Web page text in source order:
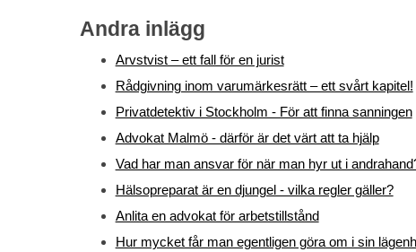
Andra inlägg
Arvstvist – ett fall för en jurist
Rådgivning inom varumärkesrätt – ett svårt kapitel!
Privatdetektiv i Stockholm - För att finna sanningen
Advokat Malmö - därför är det värt att ta hjälp
Vad har man ansvar för när man hyr ut i
Hälsopreparat är en djungel - vilka regler gäller?
Anlita en advokat för arbetstillstånd
Hur mycket får man egentligen göra om i sin